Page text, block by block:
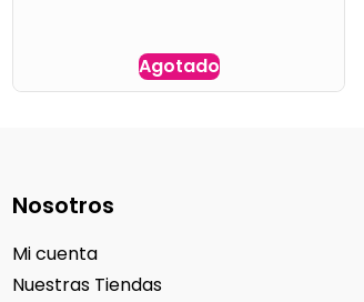
Agotado
Nosotros
Mi cuenta
Nuestras Tiendas